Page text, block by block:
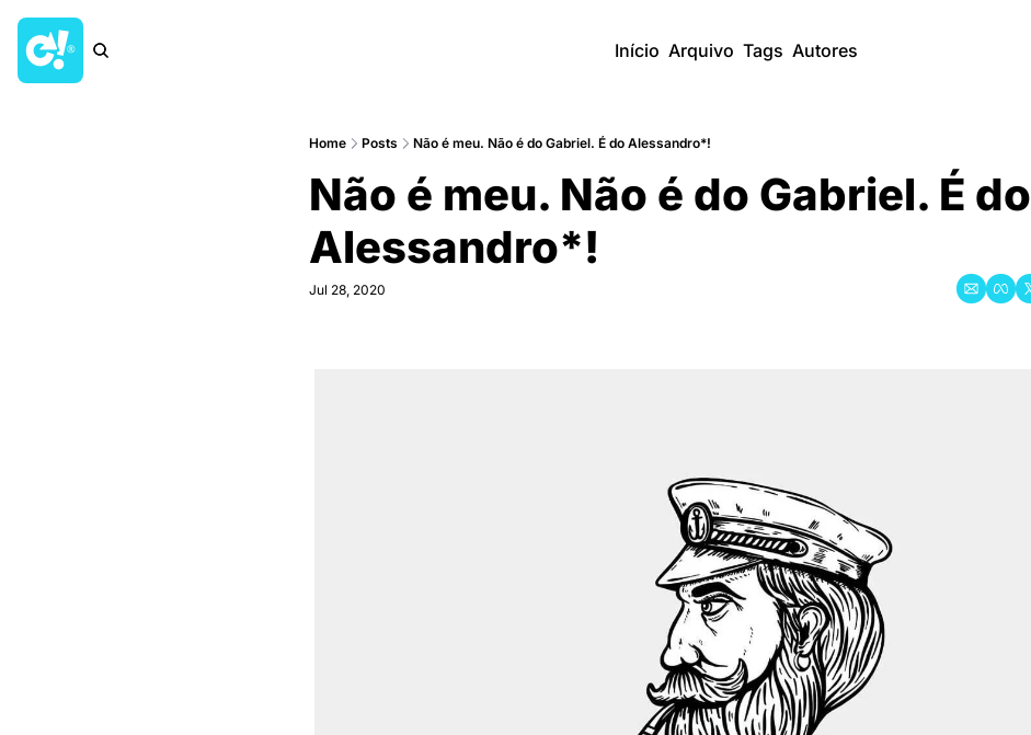
Início Arquivo Tags Autores
Home Posts Não é meu. Não é do Gabriel. É do Alessandro*!
Não é meu. Não é do Gabriel. É do
Alessandro*!
Jul 28, 2020